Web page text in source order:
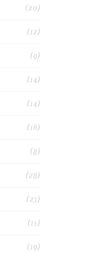
(20)
(12)
(9)
(14)
(14)
(16)
(8)
(28)
(23)
(15)
(19)